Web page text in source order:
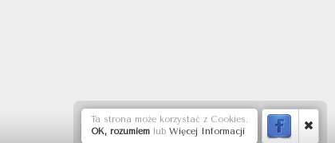
Ta strona może korzystać z Cookies.
OK, rozumiem lub Więcej Informacji